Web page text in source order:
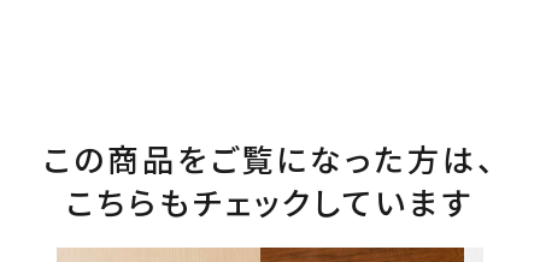
この商品をご覧になった方は、
こちらもチェックしています